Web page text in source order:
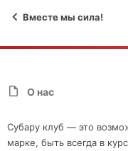
Вместе мы сила!
О нас
Субару клуб — это
марке, быть всегда в